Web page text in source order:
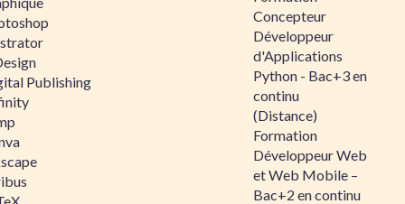
Publishing
Concepteur
Développeur
d'Applications
Python - Bac+3 en
continu
(Distance)
Formation
Développeur Web
et Web Mobile –
Bac+2 en continu